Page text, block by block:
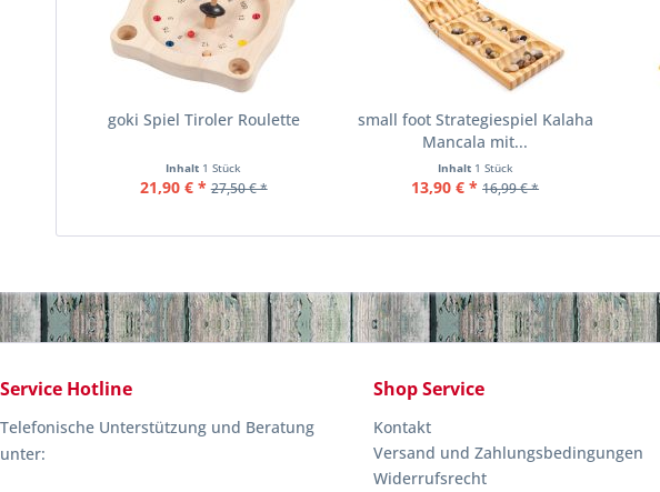
goki Spiel Tiroler Roulette
Inhalt 1 Stück
21,90 € * 27,50 € *
small foot Strategiespiel Kalaha
Mancala mit...
Inhalt 1 Stück
13,90 € * 16,99 € *
Service Hotline
Telefonische Unterstützung und Beratung
unter:
Shop Service
Kontakt
Versand und Zahlungsbedingungen
Widerrufsrecht